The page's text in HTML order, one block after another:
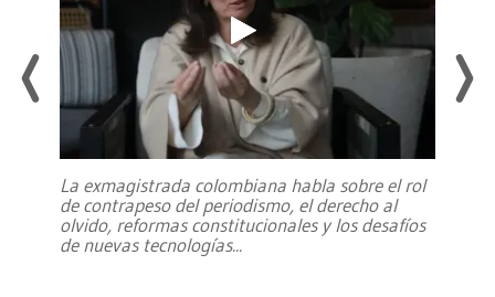
La exmagistrada colombiana habla sobre el rol
de contrapeso del periodismo, el derecho al
olvido, reformas constitucionales y los desafíos
de nuevas tecnologías...